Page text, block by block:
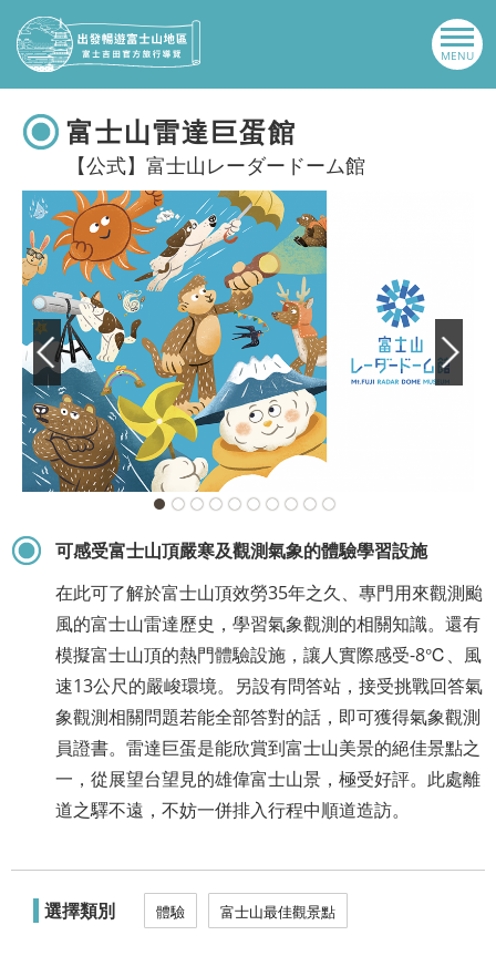
富士山雷達巨蛋館
【公式】富士山レーダードーム館
可感受富士山頂嚴寒及觀測氣象的體驗學習設施
在此可了解於富士山頂效勞35年之久、專門用來觀測颱
風的富士山雷達歷史，學習氣象觀測的相關知識。還有
模擬富士山頂的熱門體驗設施，讓人實際感受-8℃、風
速13公尺的嚴峻環境。另設有問答站，接受挑戰回答氣
象觀測相關問題若能全部答對的話，即可獲得氣象觀測
員證書。雷達巨蛋是能欣賞到富士山美景的絕佳景點之
一，從展望台望見的雄偉富士山景，極受好評。此處離
道之驛不遠，不妨一併排入行程中順道造訪。
選擇類別 體驗 富士山最佳觀景點